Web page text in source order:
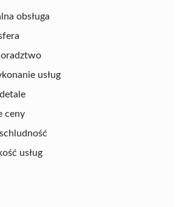
obsługa
usług
ceny
usług